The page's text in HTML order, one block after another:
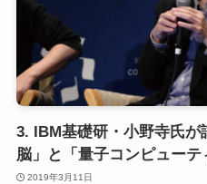
3. IBM基礎研・小野寺氏
脳」と「量子コンピュー
2019年3月11日